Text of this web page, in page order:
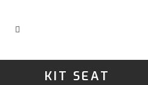
KIT SEAT